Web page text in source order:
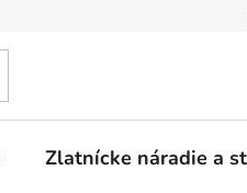
Zlatnícke náradie a